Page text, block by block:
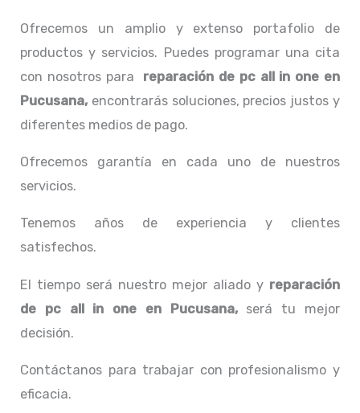
Ofrecemos un amplio y extenso portafolio de
productos y servicios. Puedes programar una cita
con nosotros para reparación de pc all in one en
Pucusana, encontrarás soluciones, precios justos y
diferentes medios de pago.
Ofrecemos garantía en cada uno de nuestros
servicios.
Tenemos años de experiencia y clientes
satisfechos.
El tiempo será nuestro mejor aliado y reparación
de pc all in one en Pucusana, será tu mejor
decisión.
Contáctanos para trabajar con profesionalismo y
eficacia.